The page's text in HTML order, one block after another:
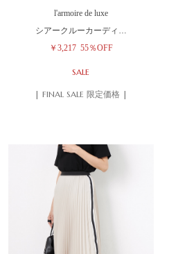
l'armoire de luxe
シアークルーカーディ…
￥3,217 55％OFF
SALE
| FINAL SALE 限定価格 |